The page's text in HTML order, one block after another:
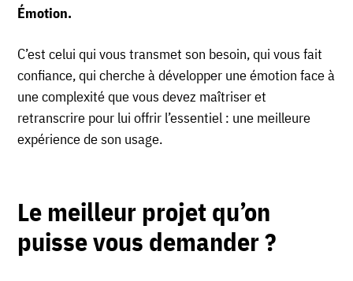
Émotion.
C’est celui qui vous transmet son besoin, qui vous fait
confiance, qui cherche à développer une émotion face à
une complexité que vous devez maîtriser et
retranscrire pour lui offrir l’essentiel : une meilleure
expérience de son usage.
Le meilleur projet qu’on
puisse vous demander ?